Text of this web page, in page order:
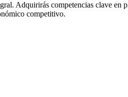
Adquirirás competencias clave
competitivo.